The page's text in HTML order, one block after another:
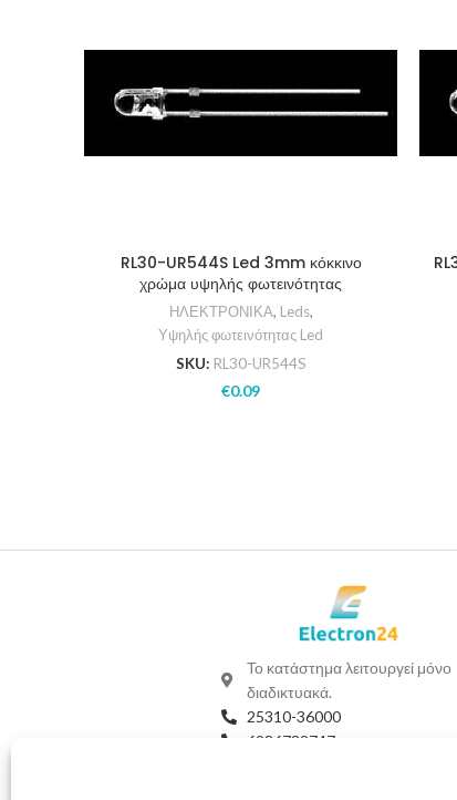
RL30-UR544S Led 3mm κόκκινο
χρώμα υψηλής φωτεινότητας
ΗΛΕΚΤΡΟΝΙΚΑ, Leds,
Υψηλής φωτεινότητας Led
SKU: RL30-UR544S
€0.09
Το κατάστημα λειτουργεί μόνο
διαδικτυακά.
25310-36000
6986732747